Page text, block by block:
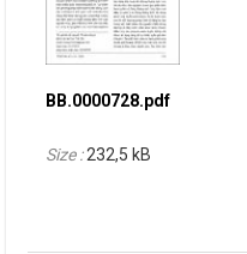
BB.0000728.pdf
Size :232,5 kB